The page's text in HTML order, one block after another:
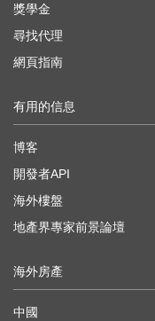
獎學金
尋找代理
網頁指南
有用的信息
博客
開發者API
海外樓盤
地產界專家前景論壇
海外房產
中國